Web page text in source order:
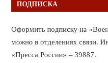
ПОДПИСКА
Оформить подписку на
можно в отделениях связи.
«Пресса России» – 39887.